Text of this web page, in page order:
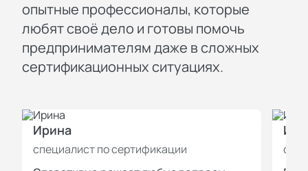
опытные профессионалы, которые
любят своё дело и готовы помочь
предпринимателям даже в сложных
сертификационных ситуациях.
Ирина
специалист по сертификации